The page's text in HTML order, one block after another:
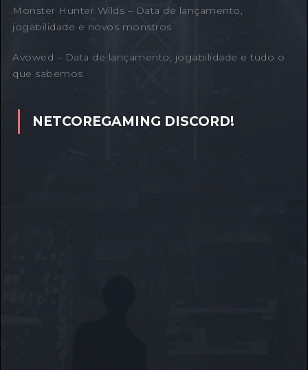
Monster Hunter Wilds – Data de lançamento,
jogabilidade e novos monstros
Avowed – Data de lançamento, jogabilidade e tudo o
que sabemos
NETCOREGAMING DISCORD!